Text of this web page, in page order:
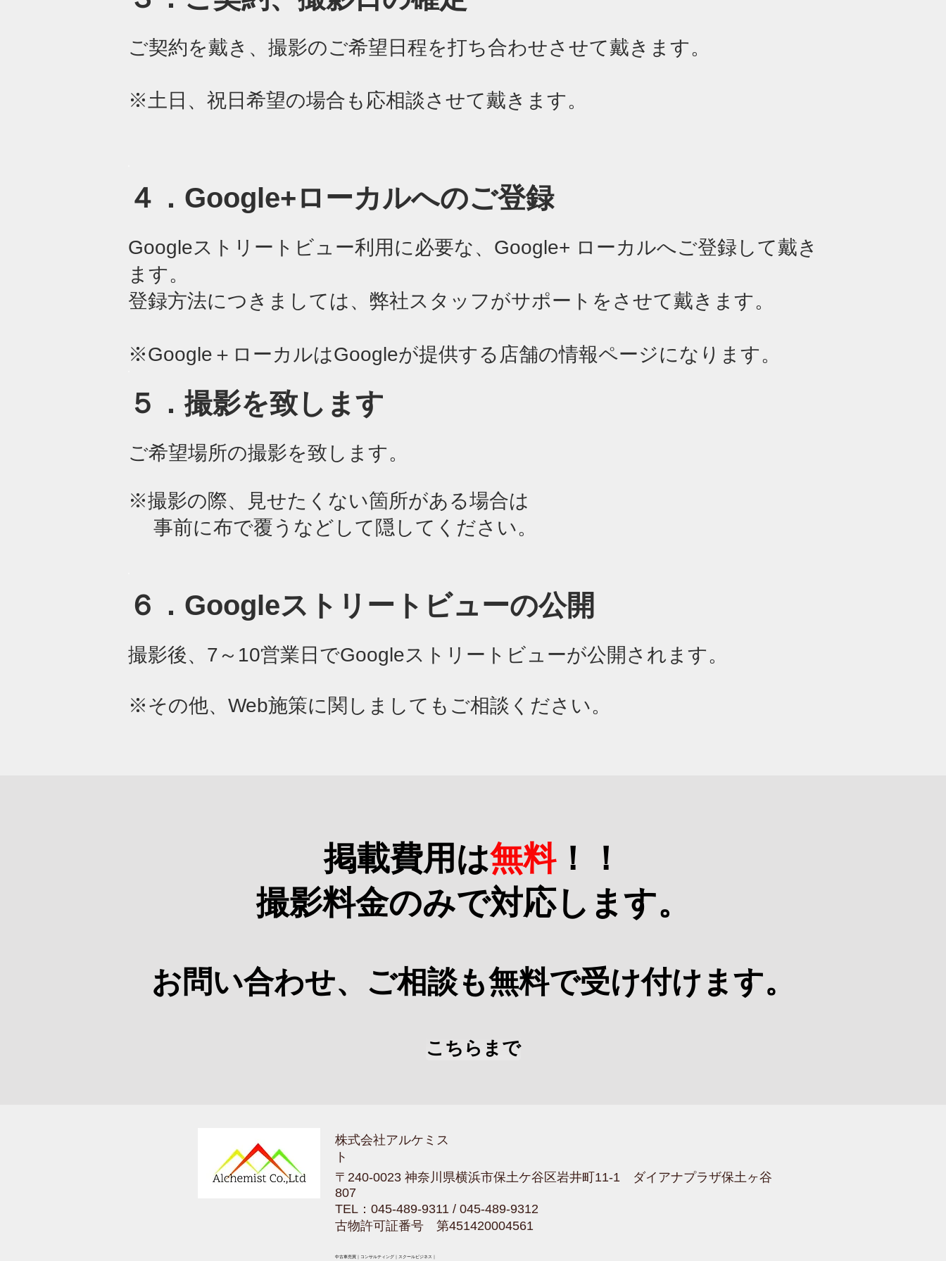
ご契約を戴き、撮影のご希望日程を打ち合わせさせて戴きます。
※土日、祝日希望の場合も応相談させて戴きます。
​４．Google+ローカルへのご登録
Googleストリートビュー利用に必要な、 Google+ ローカルへご登録して戴き
ます。
登録方法につきましては、弊社スタッフがサポートをさせて戴きます。
※Google＋ローカルはGoogleが提供する店舗の情報ページになります。
​５．撮影を致します
ご希望場所の撮影を致します。
※撮影の際、見せたくない箇所がある場合は
事前に布で覆うなどして隠してください。
​６．Googleストリートビューの公開
撮影後、7～10営業日でGoogleストリートビューが公開されます。
※その他、Web施策に関しましてもご相談ください。
​掲載費用は無料！！
撮影料金のみで対応します。
お問い合わせ、ご相談も無料で受け付けます。
こちらまで
​株式会社アルケミス
ト
〒240-0023 神奈川県横浜市保土ケ谷区岩井町11-1 ダイアナプラザ保土ヶ谷
807
TEL：045-489-9311 / 045-489-9312
古物許可証番号 第451420004561
​中古車売買｜コンサルティング｜スクールビジネス｜